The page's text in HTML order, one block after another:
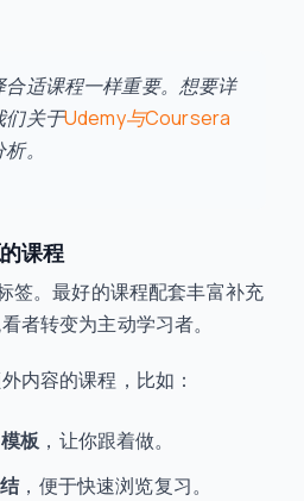
适课程一样重要。想要详
们关于Udemy与Coursera
。
课程
签。最好的课程配套丰富补充
者转变为主动学习者。
内容的课程，比如：
板，让你跟着做。
，便于快速浏览复习。